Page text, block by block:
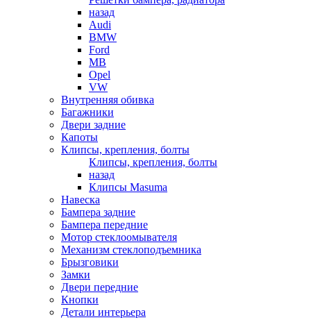
назад
Audi
BMW
Ford
MB
Opel
VW
Внутренняя обивка
Багажники
Двери задние
Капоты
Клипсы, крепления, болты
Клипсы, крепления, болты
назад
Клипсы Masuma
Навеска
Бампера задние
Бампера передние
Мотор стеклоомывателя
Механизм стеклоподъемника
Брызговики
Замки
Двери передние
Кнопки
Детали интерьера